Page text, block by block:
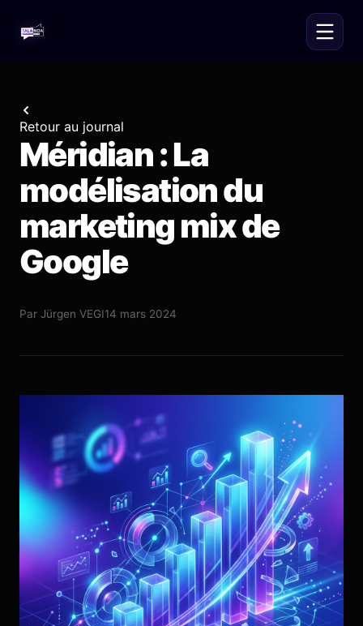
Retour au journal
Méridian : La
modélisation du
marketing mix de
Google
Par Jürgen VEGI14 mars 2024